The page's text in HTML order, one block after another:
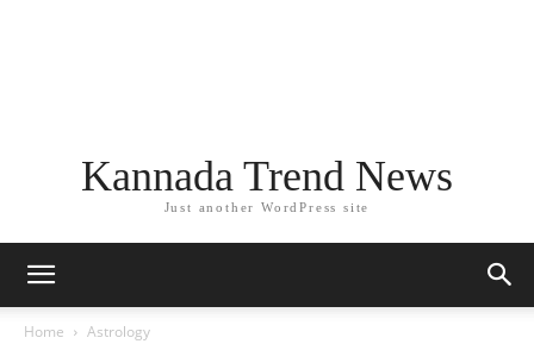
Kannada Trend News
Just another WordPress site
Home Astrology